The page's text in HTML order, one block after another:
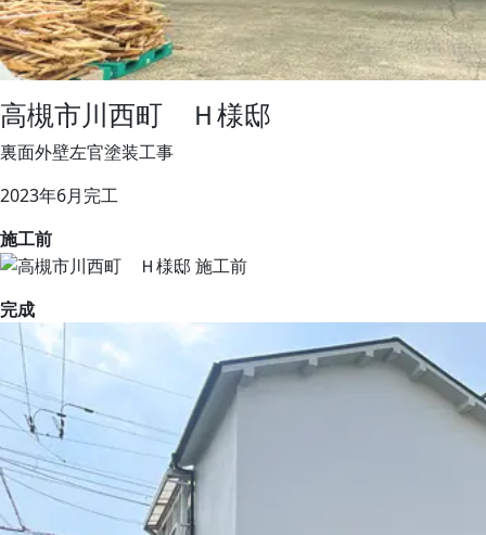
高槻市川西町 Ｈ様邸
裏面外壁左官塗装工事
2023年6月完工
施工前
完成